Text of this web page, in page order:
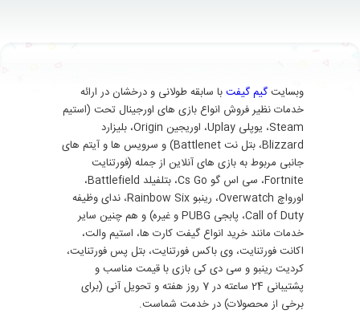
وبسایت گیم گیفتبا سابقه طولانی و درخشان در ارائه
خدمات نظیر فروش انواع بازی های اورجینال تحت (استیم
Steam، یوپلی Uplay، اوریجین Origin، بلیزارد
Blizzard، بتل نت Battlenet) و سرویس ها و آیتم های
جانبی مربوط به بازی های آنلاین از جمله (فورتنایت
Fortnite، سی اس گو Cs Go، بتلفیلد Battlefield،
اورواچ Overwatch، رینبو Rainbow Six، ندای وظیفه
Call of Duty، پابجی PUBG و غیره) و هم چنین سایر
خدمات مانند خرید انواع گیفت کارت ها، استیم والت،
اکانت فورتنایت، وی باکس فورتنایت، بتل پس فورتنایت،
کردیت رینبو و سی دی کی بازی با قیمت مناسب و
پشتیبانی 24 ساعته در 7 روز هفته و تحویل آنی (برای
برخی از محصولات) در خدمت شماست.